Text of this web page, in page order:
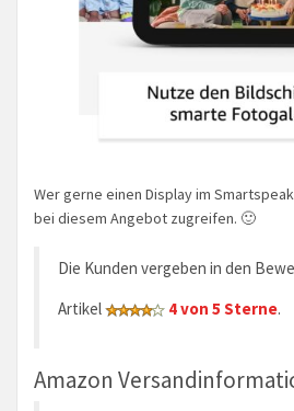
Wer gerne einen Display im
bei diesem Angebot zugreifen. 🙂
Die Kunden vergeben in den
Artikel
4 von 5 Sterne.
Amazon